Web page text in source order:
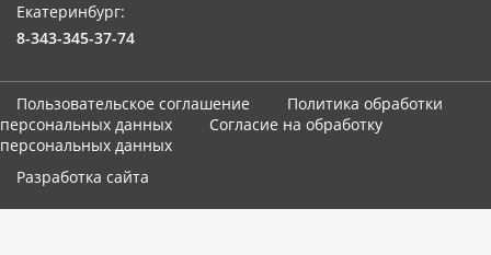
Екатеринбург:
8-343-345-37-74
Пользовательское соглашение
Политика обработки
персональных данных
Согласие на обработку
персональных данных
Разработка сайта